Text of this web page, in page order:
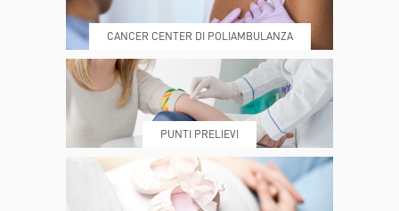
DOVE SIAMO ESAMI E VISITE
PRENOTA MY POLI
CANCER CENTER DI POLIAMBULANZA
PUNTI PRELIEVI